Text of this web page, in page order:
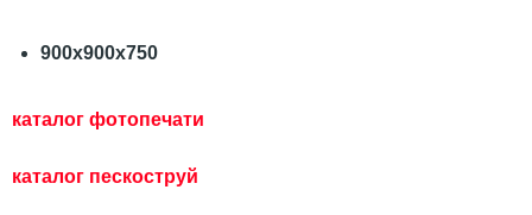
900х900х750
каталог фотопечати
каталог пескоструй